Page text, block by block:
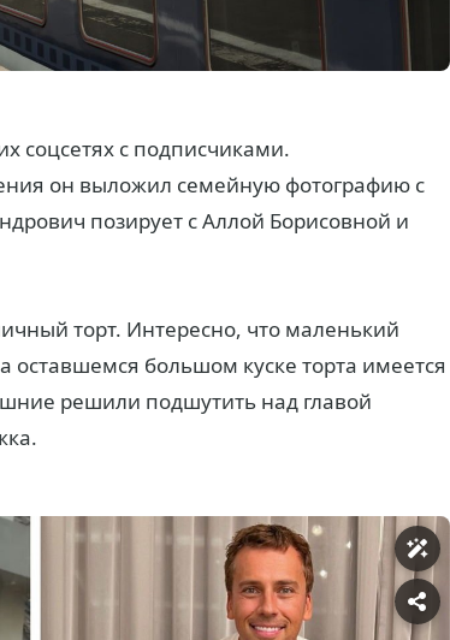
соцсетях с подписчиками.
он выложил семейную фотографию с
позирует с Аллой Борисовной и
торт. Интересно, что маленький
оставшемся большом куске торта имеется
решили подшутить над главой